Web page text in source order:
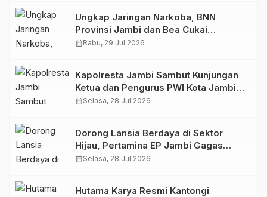
Ungkap Jaringan Narkoba, BNN
Provinsi Jambi dan Bea Cukai
Amankan Sembilan Pelaku beserta
calendar_monthRabu, 29 Jul 2026
Kapolresta Jambi Sambut Kunjungan
Ketua dan Pengurus PWI Kota Jambi
Perkuat Sinergi dan Kolaborasi
calendar_monthSelasa, 28 Jul 2026
Dorong Lansia Berdaya di Sektor
Hijau, Pertamina EP Jambi Gagas
Lansiapreneur Batik Eco-Print
calendar_monthSelasa, 28 Jul 2026
Hutama Karya Resmi Kantongi